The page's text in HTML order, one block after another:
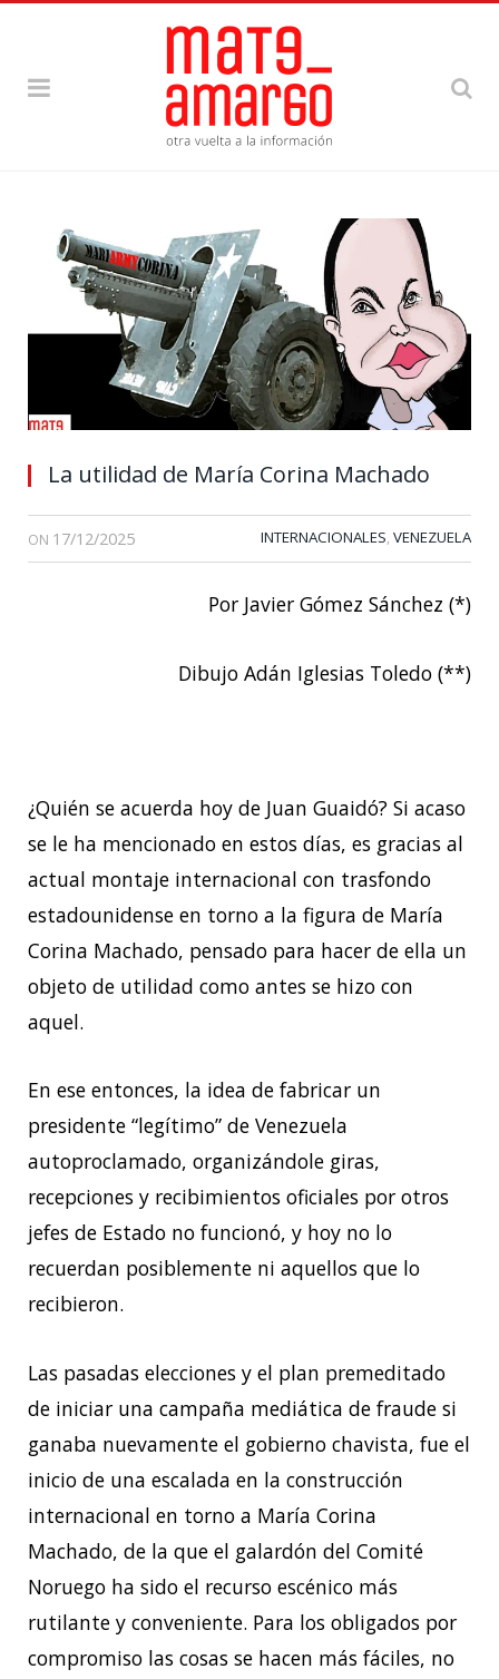
La utilidad de María Corina Machado
ON 17/12/2025 INTERNACIONALES, VENEZUELA
Por Javier Gómez Sánchez (*)
Dibujo Adán Iglesias Toledo (**)
¿Quién se acuerda hoy de Juan Guaidó? Si acaso
se le ha mencionado en estos días, es gracias al
actual montaje internacional con trasfondo
estadounidense en torno a la figura de María
Corina Machado, pensado para hacer de ella un
objeto de utilidad como antes se hizo con
aquel.
En ese entonces, la idea de fabricar un
presidente “legítimo” de Venezuela
autoproclamado, organizándole giras,
recepciones y recibimientos oficiales por otros
jefes de Estado no funcionó, y hoy no lo
recuerdan posiblemente ni aquellos que lo
recibieron.
Las pasadas elecciones y el plan premeditado
de iniciar una campaña mediática de fraude si
ganaba nuevamente el gobierno chavista, fue el
inicio de una escalada en la construcción
internacional en torno a María Corina
Machado, de la que el galardón del Comité
Noruego ha sido el recurso escénico más
rutilante y conveniente. Para los obligados por
compromiso las cosas se hacen más fáciles, no